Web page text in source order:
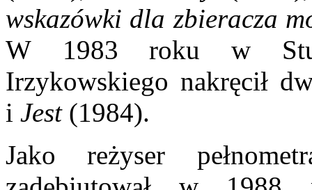
wskazówki dla zbieracza
W 1983 roku w
Irzykowskiego nakręcił
i Jest(1984).
Jako reżyser